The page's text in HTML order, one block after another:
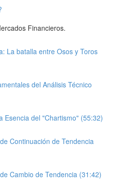
Financieros.
La batalla entre Osos y Toros
del Análisis Técnico
Esencia del "Chartismo" (55:32)
Continuación de Tendencia
Cambio de Tendencia (31:42)